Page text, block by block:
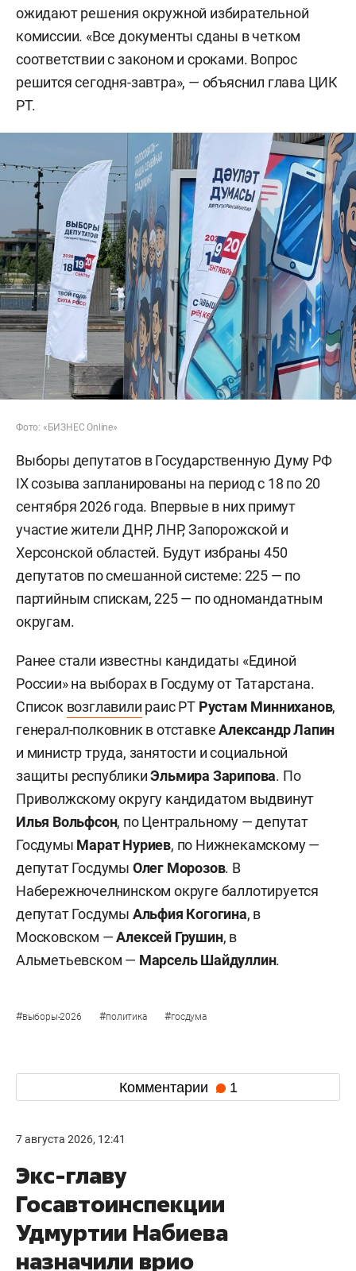
ожидают решения окружной избирательной
комиссии. «Все документы сданы в четком
соответствии с законом и сроками. Вопрос
решится сегодня-завтра», — объяснил глава ЦИК
РТ.
Фото: «БИЗНЕС Online»
Выборы депутатов в Государственную Думу РФ
IX созыва запланированы на период с 18 по 20
сентября 2026 года. Впервые в них примут
участие жители ДНР, ЛНР, Запорожской и
Херсонской областей. Будут избраны 450
депутатов по смешанной системе: 225 — по
партийным спискам, 225 — по одномандатным
округам.
Ранее стали известны кандидаты «Единой
России» на выборах в Госдуму от Татарстана.
Список возглавили раис РТ Рустам Минниханов,
генерал-полковник в отставкеАлександр Лапин
и министр труда, занятости и социальной
защиты республикиЭльмира Зарипова. По
Приволжскому округу кандидатом выдвинут
Илья Вольфсон, по Центральному — депутат
Госдумы Марат Нуриев, по Нижнекамскому —
депутат Госдумы Олег Морозов. В
Набережночелнинском округе баллотируется
депутат Госдумы Альфия Когогина, в
Московском —Алексей Грушин, в
Альметьевском — Марсель Шайдуллин.
#выборы-2026 #политика #госдума
Комментарии 1
7 августа 2026, 12:41
Экс-главу
Госавтоинспекции
Удмуртии Набиева
назначили врио